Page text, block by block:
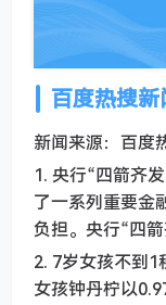
百度热搜新
新闻来源：百度
1. 央行“四箭齐
了一系列重要金
负担。央行“四
2. 7岁女孩不到1
女孩钟丹柠以